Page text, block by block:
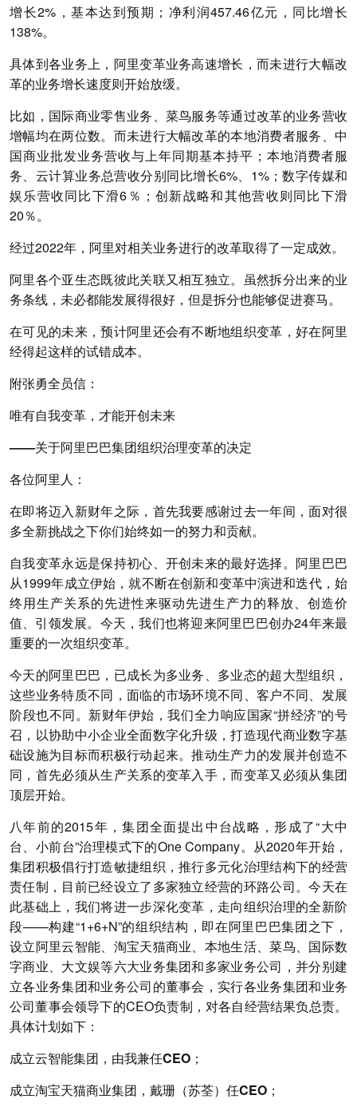
增长2%，基本达到预期；净利润457.46亿元，同比增长
138%。
具体到各业务上，阿里变革业务高速增长，而未进行大幅改
革的业务增长速度则开始放缓。
比如，国际商业零售业务、菜鸟服务等通过改革的业务营收
增幅均在两位数。而未进行大幅改革的本地消费者服务、中
国商业批发业务营收与上年同期基本持平；本地消费者服
务、云计算业务总营收分别同比增长6%、1%；数字传媒和
娱乐营收同比下滑6％；创新战略和其他营收则同比下滑
20％。
经过2022年，阿里对相关业务进行的改革取得了一定成效。
阿里各个亚生态既彼此关联又相互独立。虽然拆分出来的业
务条线，未必都能发展得很好，但是拆分也能够促进赛马。
在可见的未来，预计阿里还会有不断地组织变革，好在阿里
经得起这样的试错成本。
附张勇全员信：
唯有自我变革，才能开创未来
——关于阿里巴巴集团组织治理变革的决定
各位阿里人：
在即将迈入新财年之际，首先我要感谢过去一年间，面对很
多全新挑战之下你们始终如一的努力和贡献。
自我变革永远是保持初心、开创未来的最好选择。阿里巴巴
从1999年成立伊始，就不断在创新和变革中演进和迭代，始
终用生产关系的先进性来驱动先进生产力的释放、创造价
值、引领发展。今天，我们也将迎来阿里巴巴创办24年来最
重要的一次组织变革。
今天的阿里巴巴，已成长为多业务、多业态的超大型组织，
这些业务特质不同，面临的市场环境不同、客户不同、发展
阶段也不同。新财年伊始，我们全力响应国家“拼经济”的号
召，以协助中小企业全面数字化升级，打造现代商业数字基
础设施为目标而积极行动起来。推动生产力的发展并创造不
同，首先必须从生产关系的变革入手，而变革又必须从集团
顶层开始。
八年前的2015年，集团全面提出中台战略，形成了“大中
台、小前台”治理模式下的One Company。从2020年开始，
集团积极倡行打造敏捷组织，推行多元化治理结构下的经营
责任制，目前已经设立了多家独立经营的环路公司。今天在
此基础上，我们将进一步深化变革，走向组织治理的全新阶
段——构建“1+6+N”的组织结构，即在阿里巴巴集团之下，
设立阿里云智能、淘宝天猫商业、本地生活、菜鸟、国际数
字商业、大文娱等六大业务集团和多家业务公司，并分别建
立各业务集团和业务公司的董事会，实行各业务集团和业务
公司董事会领导下的CEO负责制，对各自经营结果负总责。
具体计划如下：
成立云智能集团，由我兼任CEO；
成立淘宝天猫商业集团，戴珊（苏荃）任CEO；